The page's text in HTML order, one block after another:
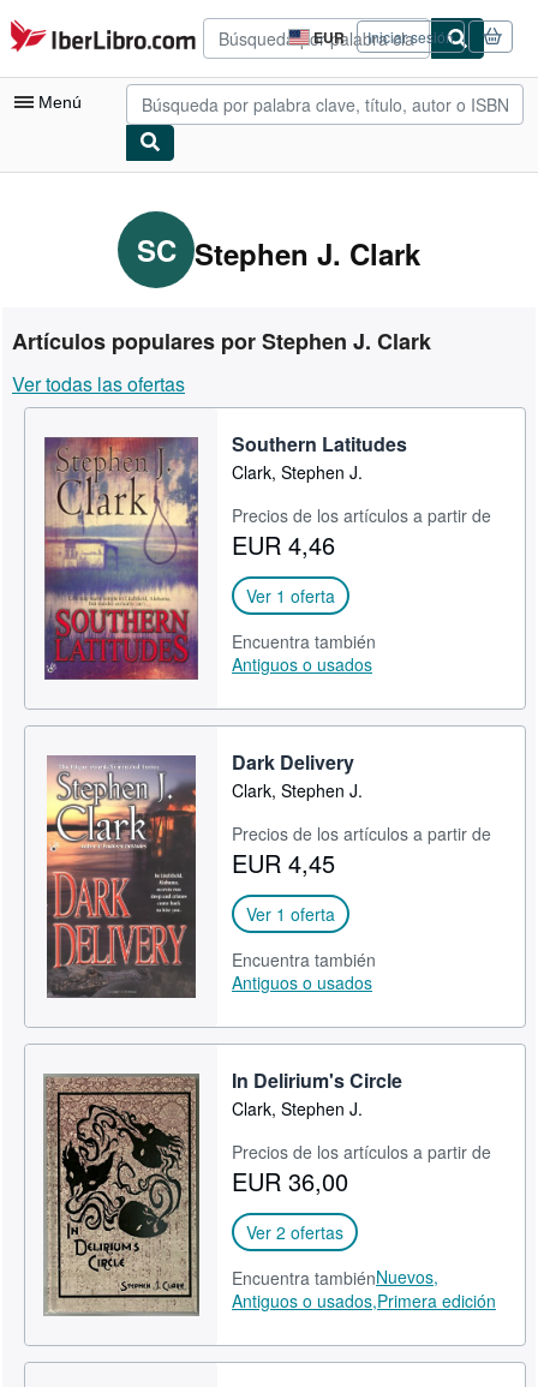
Pasar al contenido principal
IberLibro.com EUR
Preferencias
de
compra
del
Iniciar sesión
Menú
Consultar mis pedidos
Búsqueda avanzada
Libros antiguos
Arte y coleccionismo
Vendedores
Comenzar a vender
Ayuda
CERRAR
SC Stephen J. Clark
Artículos populares por Stephen J. Clark
Ver todas las ofertas
Southern Latitudes
Clark, Stephen J.
Precios de los artículos a partir de
EUR 4,46
Ver 1 oferta
Encuentra también
Antiguos o usados
Dark Delivery
Clark, Stephen J.
Precios de los artículos a partir de
EUR 4,45
Ver 1 oferta
Encuentra también
Antiguos o usados
In Delirium's Circle
Clark, Stephen J.
Precios de los artículos a partir de
EUR 36,00
Ver 2 ofertas
Encuentra tambiénNuevos,
Antiguos o usados,Primera edición